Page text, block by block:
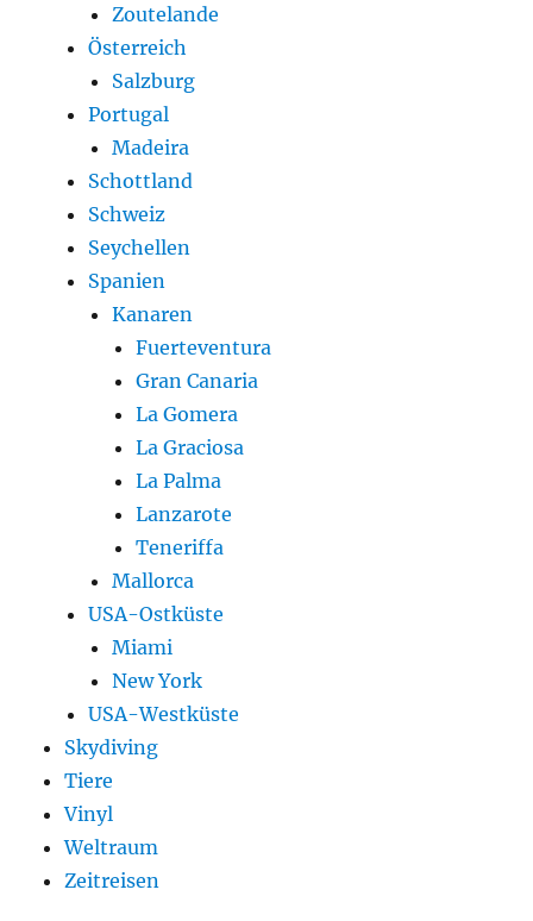
Zoutelande
Österreich
Salzburg
Portugal
Madeira
Schottland
Schweiz
Seychellen
Spanien
Kanaren
Fuerteventura
Gran Canaria
La Gomera
La Graciosa
La Palma
Lanzarote
Teneriffa
Mallorca
USA-Ostküste
Miami
New York
USA-Westküste
Skydiving
Tiere
Vinyl
Weltraum
Zeitreisen